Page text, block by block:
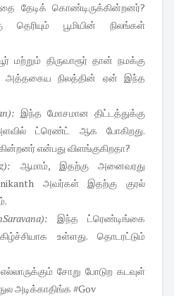
தேடிக் கொண்டிருக்கின்றனர்?
பூமியின் நிலங்கள்
மற்றும் திருவாரூர் தான் நமக்கு
அத்தகைய நிலத்தின் ஏன் இந்த
இந்த மோசமான திட்டத்துக்கு
ட்ரெண்ட் ஆக போகிறது.
என்பது விளங்குகிறதா?
ஆமாம், இதற்கு அனைவரது
அவர்கள் இதற்கு குரல்
இந்த ட்ரெண்டிங்கை
உள்ளது. தொடரட்டும்
சோறு போடுற கடவுள்
அடிக்காதிங்க #Gov